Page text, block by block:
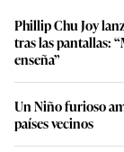
Phillip Chu Joy
tras las pantallas:
enseña”
Un Niño furioso
países vecinos